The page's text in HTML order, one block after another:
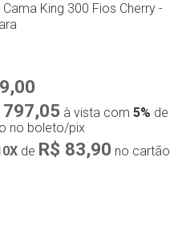
King 300 Fios Cherry -
797,05 à vista com5% de
no boleto/pix
de R$ 83,90 no cartão